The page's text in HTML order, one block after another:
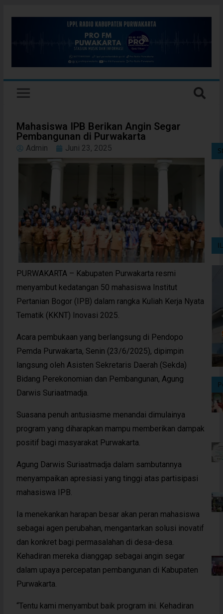
Mahasiswa IPB Berikan Angin Segar
Pembangunan di Purwakarta
Admin Juni 23, 2025
PURWAKARTA – Kabupaten Purwakarta resmi
menyambut kedatangan 50 mahasiswa Institut
Pertanian Bogor (IPB) dalam rangka Kuliah Kerja Nyata
Tematik (KKNT) Inovasi 2025.
Acara pembukaan yang berlangsung di Pendopo
Pemda Purwakarta, Senin (23/6/2025), dipimpin
langsung oleh Asisten Sekretaris Daerah (Sekda)
Bidang Perekonomian dan Pembangunan, Agung
Darwis Suriaatmadja.
Suasana penuh antusiasme menandai dimulainya
program yang diharapkan mampu memberikan dampak
positif bagi masyarakat Purwakarta.
Agung Darwis Suriaatmadja dalam sambutannya
menyampaikan apresiasi yang tinggi atas partisipasi
mahasiswa IPB.
Ia menekankan harapan besar akan peran mahasiswa
sebagai agen perubahan, mengantarkan solusi inovatif
dan konkret bagi permasalahan di desa-desa.
Kehadiran mereka dianggap sebagai angin segar
dalam upaya percepatan pembangunan di Kabupaten
Purwakarta.
“Tentu kami menyambut baik program ini. Kehadiran